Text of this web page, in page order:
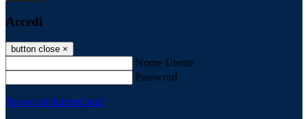
Accedi
button close ×
Nome Utente
Password
Password dimenticata?